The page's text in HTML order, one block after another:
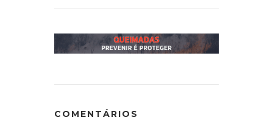
COMENTÁRIOS